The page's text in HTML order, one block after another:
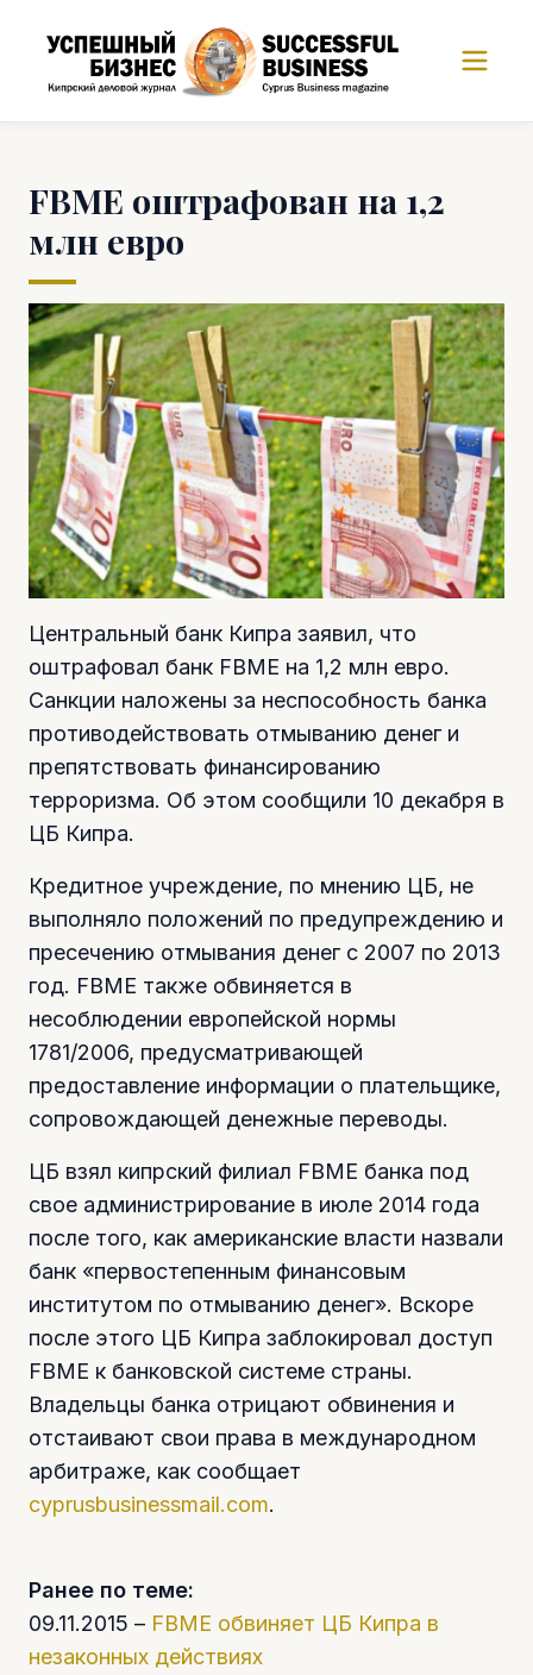
FBME оштрафован на 1,2
млн евро
Центральный банк Кипра заявил, что
оштрафовал банк FBME на 1,2 млн евро.
Санкции наложены за неспособность банка
противодействовать отмыванию денег и
препятствовать финансированию
терроризма. Об этом сообщили 10 декабря в
ЦБ Кипра.
Кредитное учреждение, по мнению ЦБ, не
выполняло положений по предупреждению и
пресечению отмывания денег с 2007 по 2013
год. FBME также обвиняется в
несоблюдении европейской нормы
1781/2006, предусматривающей
предоставление информации о плательщике,
сопровождающей денежные переводы.
ЦБ взял кипрский филиал FBME банка под
свое администрирование в июле 2014 года
после того, как американские власти назвали
банк «первостепенным финансовым
институтом по отмыванию денег». Вскоре
после этого ЦБ Кипра заблокировал доступ
FBME к банковской системе страны.
Владельцы банка отрицают обвинения и
отстаивают свои права в международном
арбитраже, как сообщает
cyprusbusinessmail.com.
Ранее по теме:
09.11.2015 – FBME обвиняет ЦБ Кипра в
незаконных действиях